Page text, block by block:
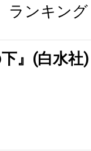
ランキング
下』(白水社)